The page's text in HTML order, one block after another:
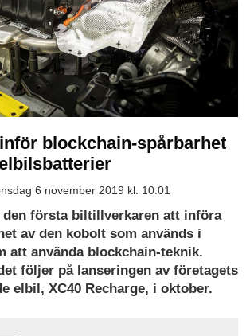
blockchain-spårbarhet
6 november 2019 kl. 10:01
första biltillverkaren att införa
av den kobolt som används i
att använda blockchain-teknik.
följer på lanseringen av företagets
elbil, XC40 Recharge, i oktober.